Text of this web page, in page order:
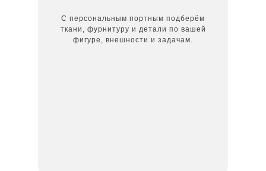
С персональным портным подберём
ткани, фурнитуру и детали по вашей
фигуре, внешности и задачам.